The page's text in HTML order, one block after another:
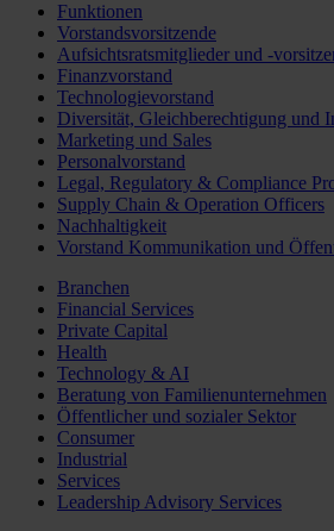
Funktionen
Vorstandsvorsitzende
Aufsichtsratsmitglieder und -
Finanzvorstand
Technologievorstand
Diversität, Gleichberechtigung und
Marketing und Sales
Personalvorstand
Legal, Regulatory & Compliance
Supply Chain & Operation Officers
Nachhaltigkeit
Vorstand Kommunikation und
Branchen
Financial Services
Private Capital
Health
Technology & AI
Beratung von Familienunternehmen
Öffentlicher und sozialer Sektor
Consumer
Industrial
Services
Leadership Advisory Services